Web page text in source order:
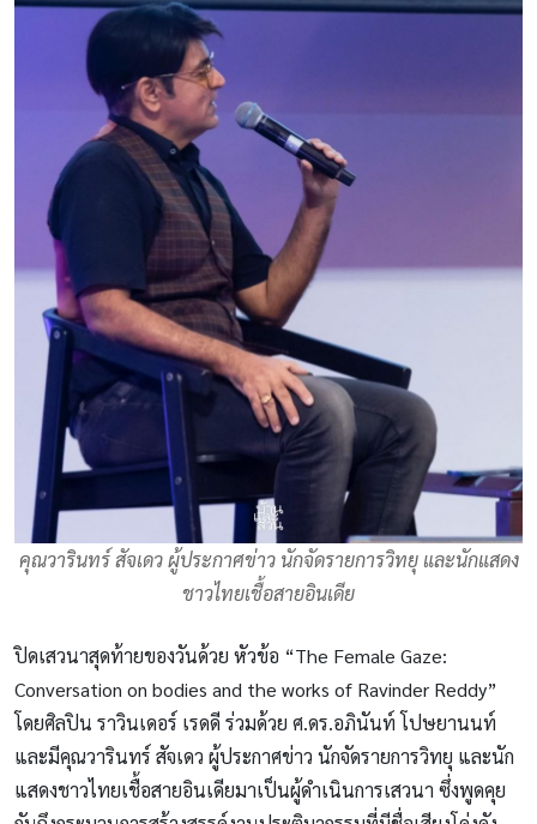
คุณวารินทร์ สัจเดว ผู้ประกาศข่าว นักจัดรายการวิทยุ และนักแสดง
ชาวไทยเชื้อสายอินเดีย
ปิดเสวนาสุดท้ายของวันด้วย หัวข้อ “The Female Gaze:
Conversation on bodies and the works of Ravinder Reddy”
โดยศิลปิน ราวินเดอร์ เรดดี ร่วมด้วย ศ.ดร.อภินันท์ โปษยานนท์
และมีคุณวารินทร์ สัจเดว ผู้ประกาศข่าว นักจัดรายการวิทยุ และนัก
แสดงชาวไทยเชื้อสายอินเดียมาเป็นผู้ดำเนินการเสวนา ซึ่งพูดคุย